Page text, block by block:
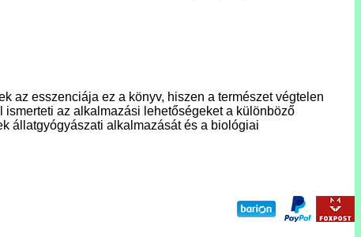
az esszenciája ez a könyv, hiszen a természet végtelen
az alkalmazási lehetőségeket a különböző
állatgyógyászati alkalmazását és a biológiai